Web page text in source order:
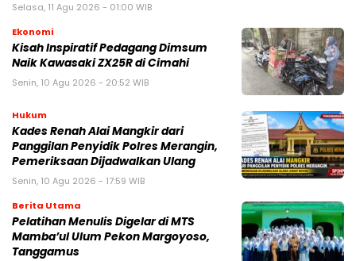
Selasa, 11 Agu 2026 - 01:00 WIB
Ekonomi
Kisah Inspiratif Pedagang Dimsum
Naik Kawasaki ZX25R di Cimahi
Senin, 10 Agu 2026 - 20:52 WIB
Hukum
Kades Renah Alai Mangkir dari
Panggilan Penyidik Polres Merangin,
Pemeriksaan Dijadwalkan Ulang
Senin, 10 Agu 2026 - 17:59 WIB
Berita Utama
Pelatihan Menulis Digelar di MTS
Mamba’ul Ulum Pekon Margoyoso,
Tanggamus